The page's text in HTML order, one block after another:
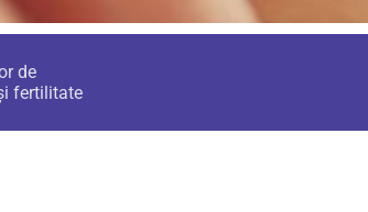
de
fertilitate